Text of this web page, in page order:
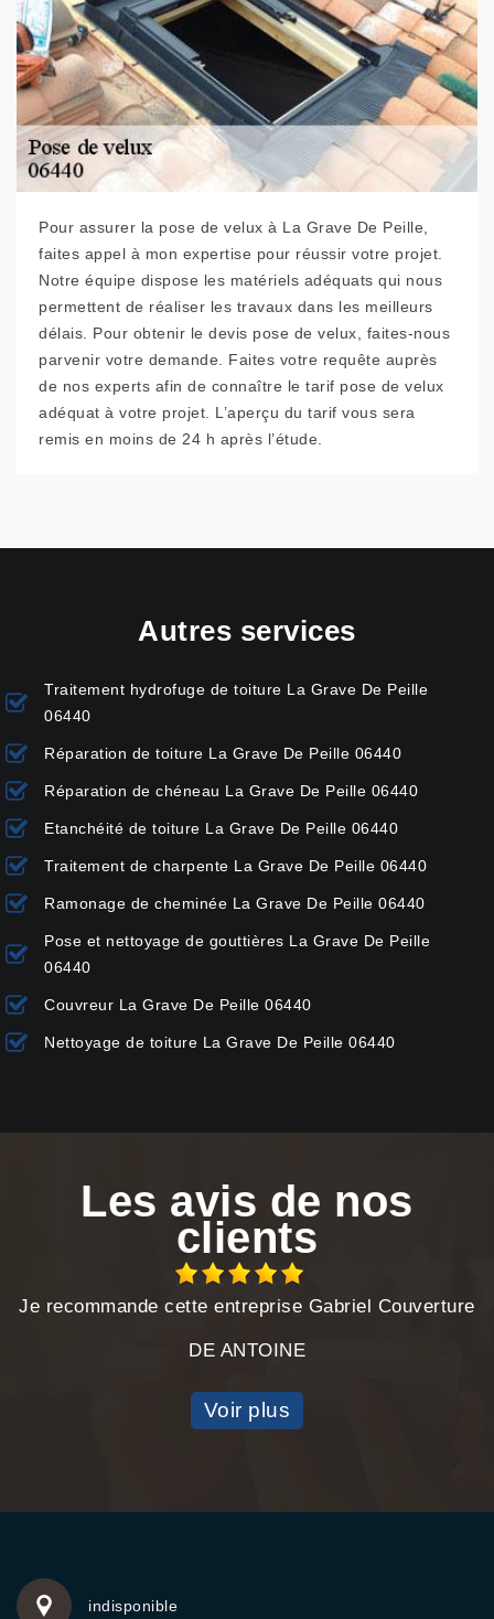
Pour assurer la pose de velux à La Grave De Peille,
faites appel à mon expertise pour réussir votre projet.
Notre équipe dispose les matériels adéquats qui nous
permettent de réaliser les travaux dans les meilleurs
délais. Pour obtenir le devis pose de velux, faites-nous
parvenir votre demande. Faites votre requête auprès
de nos experts afin de connaître le tarif pose de velux
adéquat à votre projet. L’aperçu du tarif vous sera
remis en moins de 24 h après l’étude.
Autres services
Traitement hydrofuge de toiture La Grave De Peille
06440
Réparation de toiture La Grave De Peille 06440
Réparation de chéneau La Grave De Peille 06440
Etanchéité de toiture La Grave De Peille 06440
Traitement de charpente La Grave De Peille 06440
Ramonage de cheminée La Grave De Peille 06440
Pose et nettoyage de gouttières La Grave De Peille
06440
Couvreur La Grave De Peille 06440
Nettoyage de toiture La Grave De Peille 06440
Les avis de nos
clients
Je recommande cette entreprise Gabriel Couverture
DE ANTOINE
Voir plus
indisponible